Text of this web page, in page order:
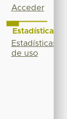
Acceder
Estadísticas
Estadísticas
de uso